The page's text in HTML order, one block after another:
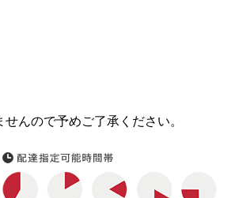
んので予めご了承ください。